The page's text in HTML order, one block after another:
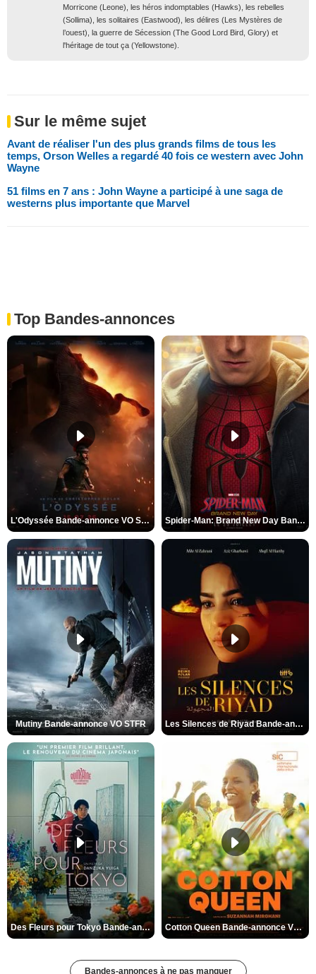
Morricone (Leone), les héros indomptables (Hawks), les rebelles
(Sollima), les solitaires (Eastwood), les délires (Les Mystères de
l’ouest), la guerre de Sécession (The Good Lord Bird, Glory) et
l'héritage de tout ça (Yellowstone).
Sur le même sujet
Avant de réaliser l'un des plus grands films de tous les
temps, Orson Welles a regardé 40 fois ce western avec John
Wayne
51 films en 7 ans : John Wayne a participé à une saga de
westerns plus importante que Marvel
Top Bandes-annonces
L'Odyssée Bande-annonce VO STFR Spider-Man: Brand New Day Bande-annonce VO STFR
Mutiny Bande-annonce VO STFR Les Silences de Riyad Bande-annonce VO STFR
Des Fleurs pour Tokyo Bande-annonce VO STFR Cotton Queen Bande-annonce VO STFR
Bandes-annonces à ne pas manquer